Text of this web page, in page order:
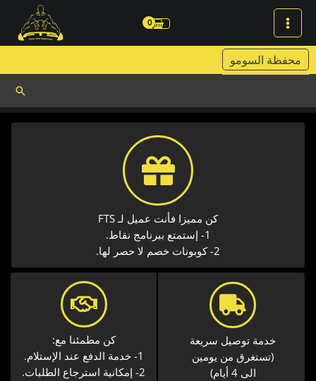
تخطي
المحتوى
محفظة السومو
كن مميزا فأنت عميل لـ FTS
1- إستمتع ببرنامج نقاط.
2- كوبونات خصم لا حصر لها.
خدمة توصيل سريعة​
(تستغرق من يومين
الى 4 أيام)
كن مطمئنا مع:
1- خدمة الدفع عند الإستلام.
2- إمكانية استرجاع الطلبات.